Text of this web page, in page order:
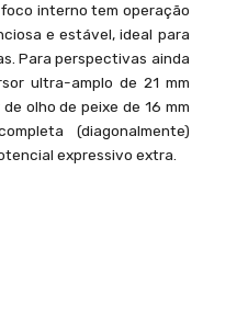
interno tem operação
e estável, ideal para
Para perspectivas ainda
ultra-amplo de 21 mm
olho de peixe de 16 mm
(diagonalmente)
expressivo extra.